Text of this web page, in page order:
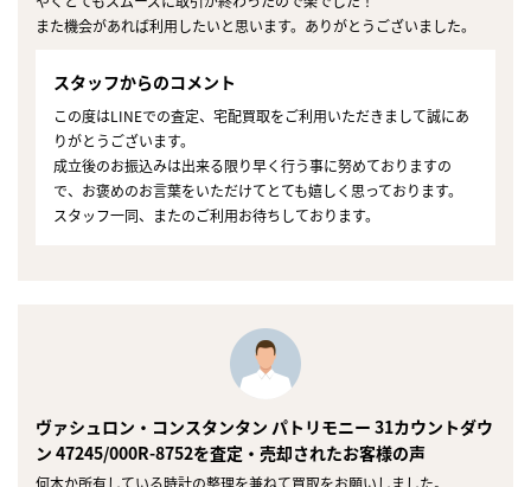
また機会があれば利用したいと思います。ありがとうございました。
スタッフからのコメント
この度はLINEでの査定、宅配買取をご利用いただきまして誠にあ
りがとうございます。
成立後のお振込みは出来る限り早く行う事に努めておりますの
で、お褒めのお言葉をいただけてとても嬉しく思っております。
スタッフ一同、またのご利用お待ちしております。
ヴァシュロン・コンスタンタン パトリモニー 31カウントダウ
ン 47245/000R-8752を査定・売却されたお客様の声
何本か所有している時計の整理を兼ねて買取をお願いしました。